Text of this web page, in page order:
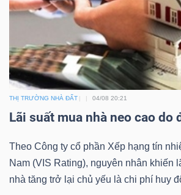
THỊ TRƯỜNG NHÀ ĐẤT 04/08 20:21
Lãi suất mua nhà neo cao do
Theo Công ty cổ phần Xếp hạng tín
Nam (VIS Rating), nguyên nhân khiến
nhà tăng trở lại chủ yếu là chi phí huy